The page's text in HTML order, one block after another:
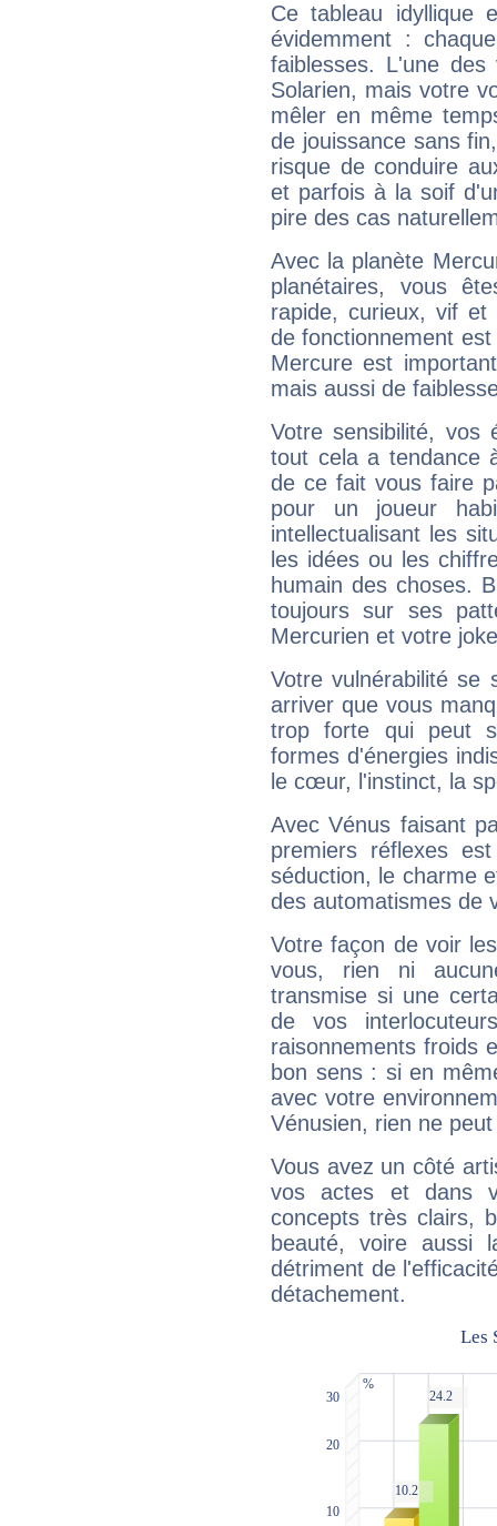
Ce tableau idyllique
évidemment :
faiblesses. L'une
Solarien, mais votre
mêler en même
de jouissance sans
risque de conduire
et parfois à la soif
pire des cas
Avec la planète
planétaires, vous
rapide, curieux, vif et
de fonctionnement
Mercure est
mais aussi de
Votre sensibilité,
tout cela a tendance
de ce fait vous faire
pour un joueur
intellectualisant les
les idées ou les
humain des choses.
toujours sur ses
Mercurien et votre
Votre vulnérabilité se
arriver que vous
trop forte qui peut
formes d'énergies
le cœur, l'instinct, la
Avec Vénus faisant
premiers réflexes
séduction, le charme
des automatismes de
Votre façon de voir
vous, rien ni
transmise si une
de vos
raisonnements froids
bon sens : si en
avec votre
Vénusien, rien ne
Vous avez un côté
vos actes et dans
concepts très clairs,
beauté, voire aussi
détriment de
détachement.